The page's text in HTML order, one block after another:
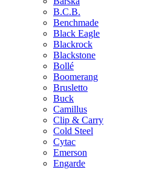
B.C.B.
Benchmade
Black Eagle
Blackrock
Blackstone
Bollé
Boomerang
Brusletto
Buck
Camillus
Clip & Carry
Cold Steel
Cytac
Emerson
Engarde